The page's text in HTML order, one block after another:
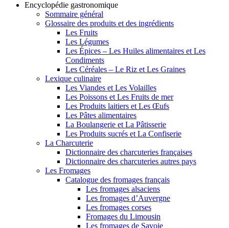
Encyclopédie gastronomique
Sommaire général
Glossaire des produits et des ingrédients
Les Fruits
Les Légumes
Les Épices – Les Huiles alimentaires et Les
Condiments
Les Céréales – Le Riz et Les Graines
Lexique culinaire
Les Viandes et Les Volailles
Les Poissons et Les Fruits de mer
Les Produits laitiers et Les Œufs
Les Pâtes alimentaires
La Boulangerie et La Pâtisserie
Les Produits sucrés et La Confiserie
La Charcuterie
Dictionnaire des charcuteries françaises
Dictionnaire des charcuteries autres pays
Les Fromages
Catalogue des fromages français
Les fromages alsaciens
Les fromages d’Auvergne
Les fromages corses
Fromages du Limousin
Les fromages de Savoie